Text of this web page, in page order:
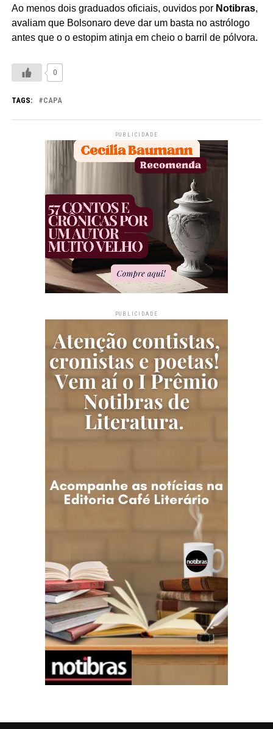
Ao menos dois graduados oficiais, ouvidos por Notibras,
avaliam que Bolsonaro deve dar um basta no astrólogo
antes que o o estopim atinja em cheio o barril de pólvora.
0
TAGS: CAPA
PUBLICIDADE
PUBLICIDADE